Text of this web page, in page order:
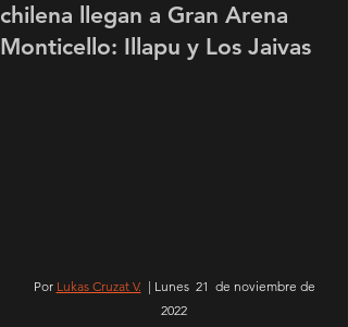
chilena llegan a Gran Arena
Monticello: Illapu y Los Jaivas
Por Lukas Cruzat V.
  | Lunes  21  de noviembre de
2022